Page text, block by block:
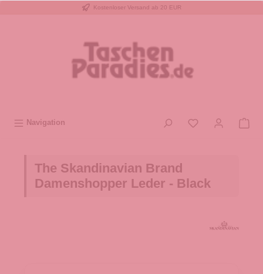
Kostenloser Versand ab 20 EUR
Navigation
The Skandinavian Brand
Damenshopper Leder - Black